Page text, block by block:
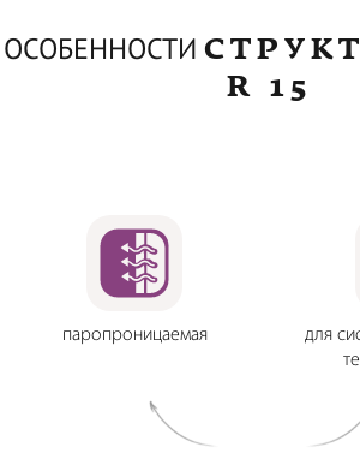
ОСОБЕННОСТИ
R 15
паропроницаемая
для